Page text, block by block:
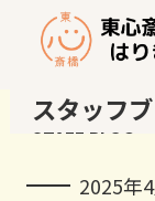
スタッフ
STAFF BLOG
2025年